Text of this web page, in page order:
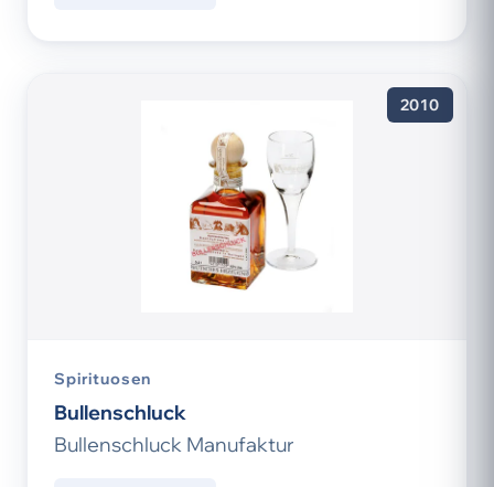
2010
Spirituosen
Bullenschluck
Bullenschluck Manufaktur